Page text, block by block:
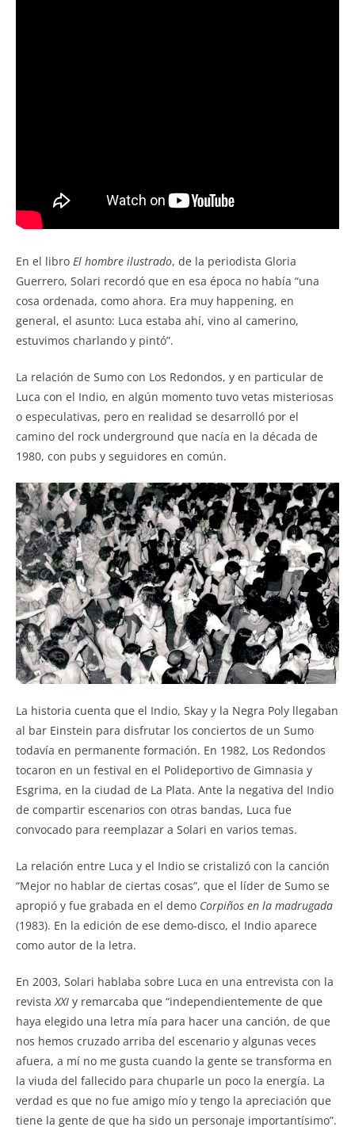
En el libro El hombre ilustrado, de la periodista Gloria
Guerrero, Solari recordó que en esa época no había “una
cosa ordenada, como ahora. Era muy happening, en
general, el asunto: Luca estaba ahí, vino al camerino,
estuvimos charlando y pintó”.
La relación de Sumo con Los Redondos, y en particular de
Luca con el Indio, en algún momento tuvo vetas misteriosas
o especulativas, pero en realidad se desarrolló por el
camino del rock underground que nacía en la década de
1980, con pubs y seguidores en común.
La historia cuenta que el Indio, Skay y la Negra Poly llegaban
al bar Einstein para disfrutar los conciertos de un Sumo
todavía en permanente formación. En 1982, Los Redondos
tocaron en un festival en el Polideportivo de Gimnasia y
Esgrima, en la ciudad de La Plata. Ante la negativa del Indio
de compartir escenarios con otras bandas, Luca fue
convocado para reemplazar a Solari en varios temas.
La relación entre Luca y el Indio se cristalizó con la canción
“Mejor no hablar de ciertas cosas”, que el líder de Sumo se
apropió y fue grabada en el demo Corpiños en la madrugada
(1983). En la edición de ese demo-disco, el Indio aparece
como autor de la letra.
En 2003, Solari hablaba sobre Luca en una entrevista con la
revista XXI y remarcaba que “independientemente de que
haya elegido una letra mía para hacer una canción, de que
nos hemos cruzado arriba del escenario y algunas veces
afuera, a mí no me gusta cuando la gente se transforma en
la viuda del fallecido para chuparle un poco la energía. La
verdad es que no fue amigo mío y tengo la apreciación que
tiene la gente de que ha sido un personaje importantísimo”.